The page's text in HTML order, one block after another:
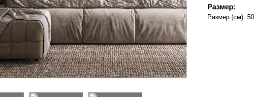
Размер:
Размер (см): 50